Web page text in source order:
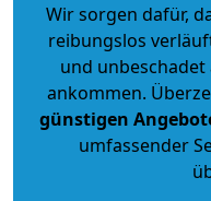
Wir sorgen dafür,
reibungslos
und
ankommen.
günstigen
umfassender